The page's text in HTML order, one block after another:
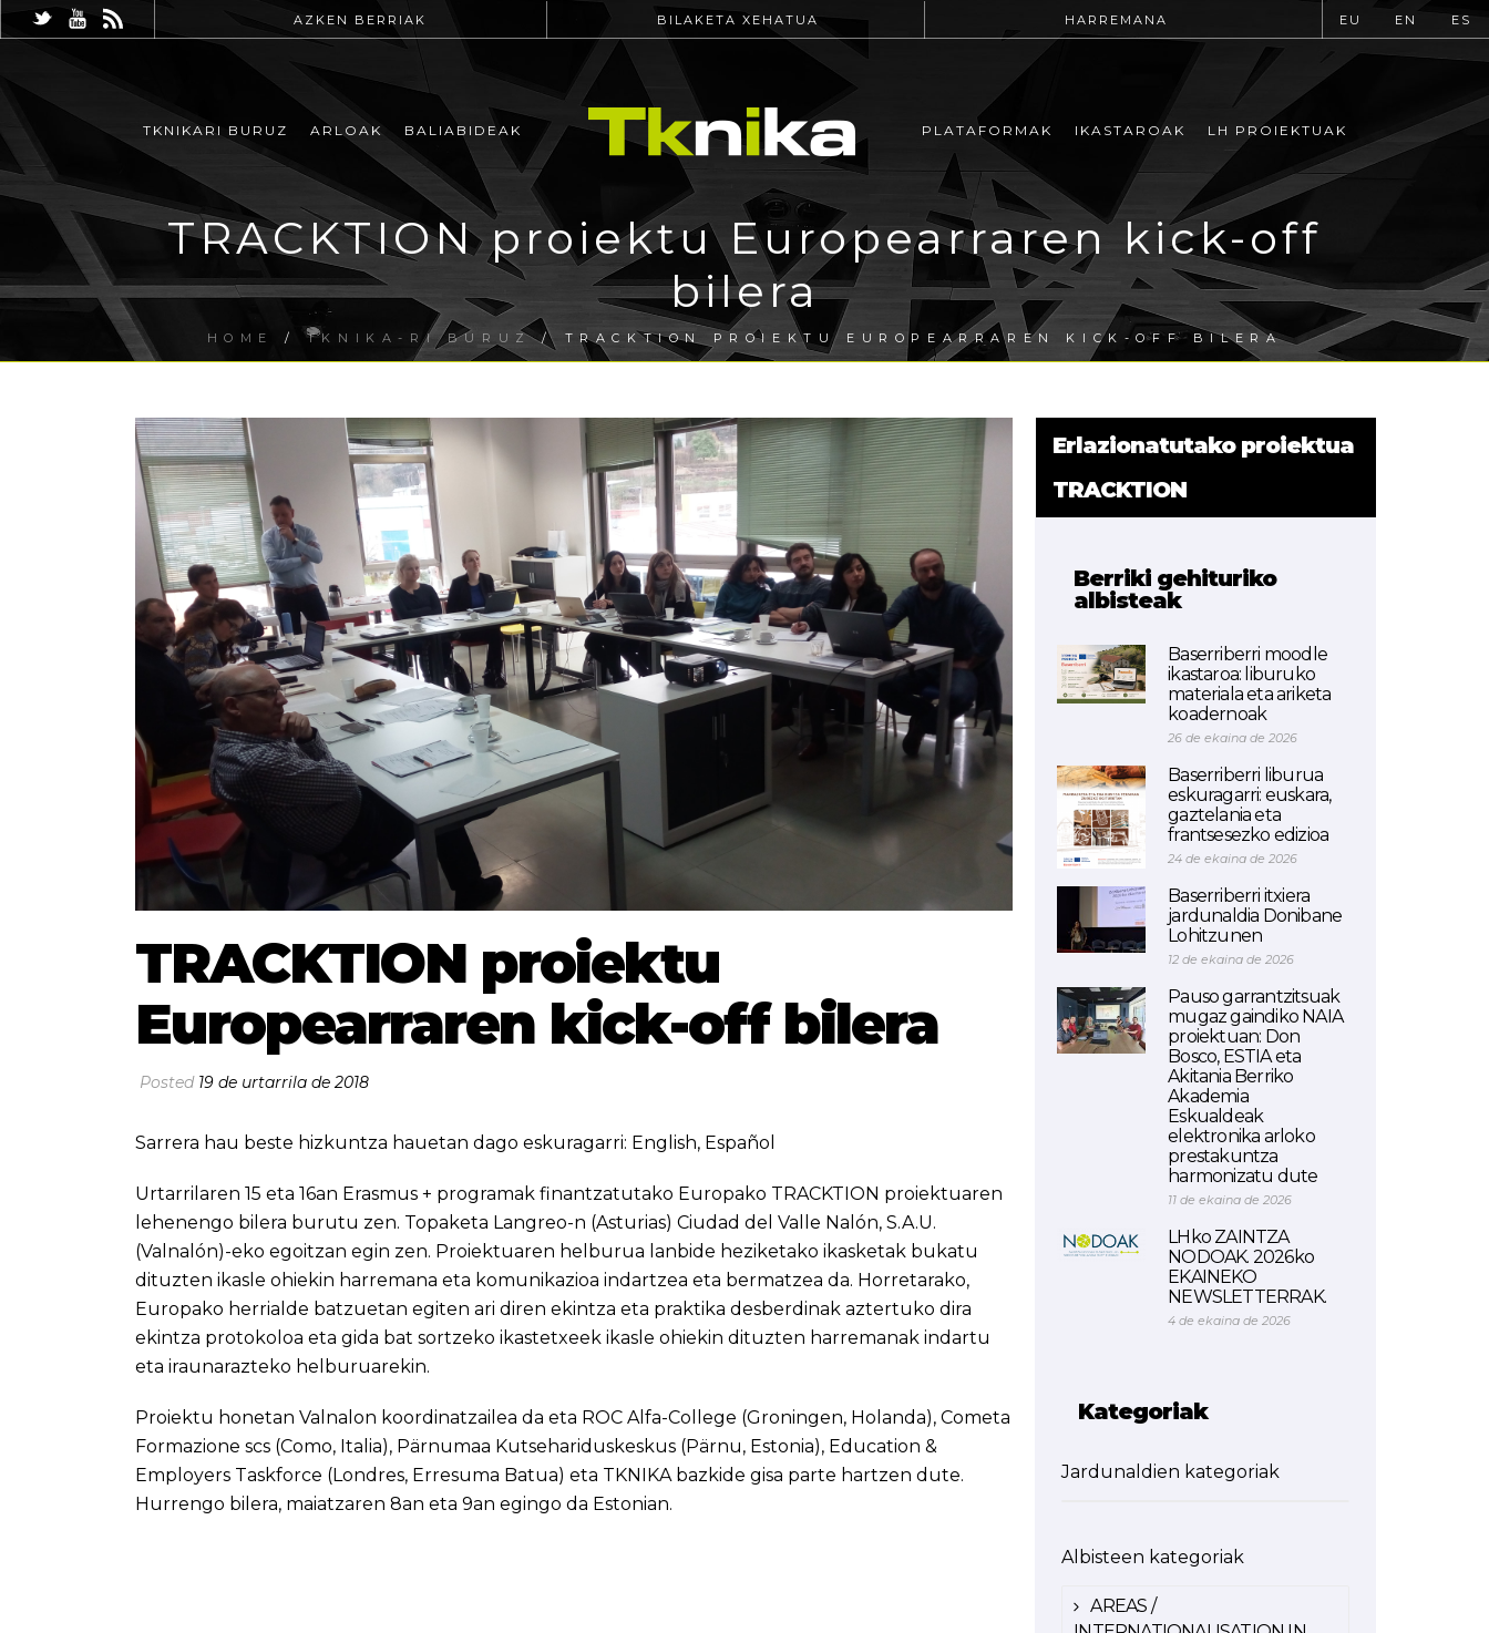
AZKEN BERRIAK BILAKETA XEHATUA HARREMANA EU EN ES
TKNIKARI BURUZ ARLOAK BALIABIDEAK PLATAFORMAK IKASTAROAK LH PROIEKTUAK
TRACKTION proiektu Europearraren kick-off
bilera
HOME /TKNIKA-RI BURUZ/ TRACKTION PROIEKTU EUROPEARRAREN KICK-OFF BILERA
TRACKTION proiektu
Europearraren kick-off bilera
Posted 19 de urtarrila de 2018
Sarrera hau beste hizkuntza hauetan dago eskuragarri: English, Español
Urtarrilaren 15 eta 16an Erasmus + programak finantzatutako Europako TRACKTION proiektuaren
lehenengo bilera burutu zen. Topaketa Langreo-n (Asturias) Ciudad del Valle Nalón, S.A.U.
(Valnalón)-eko egoitzan egin zen. Proiektuaren helburua lanbide heziketako ikasketak bukatu
dituzten ikasle ohiekin harremana eta komunikazioa indartzea eta bermatzea da. Horretarako,
Europako herrialde batzuetan egiten ari diren ekintza eta praktika desberdinak aztertuko dira
ekintza protokoloa eta gida bat sortzeko ikastetxeek ikasle ohiekin dituzten harremanak indartu
eta iraunarazteko helburuarekin.
Proiektu honetan Valnalon koordinatzailea da eta ROC Alfa-College (Groningen, Holanda), Cometa
Formazione scs (Como, Italia), Pärnumaa Kutsehariduskeskus (Pärnu, Estonia), Education &
Employers Taskforce (Londres, Erresuma Batua) eta TKNIKA bazkide gisa parte hartzen dute.
Hurrengo bilera, maiatzaren 8an eta 9an egingo da Estonian.
Erlazionatutako proiektua
TRACKTION
Berriki gehituriko
albisteak
Baserriberri moodle
ikastaroa: liburuko
materiala eta ariketa
koadernoak
26 de ekaina de 2026
Baserriberri liburua
eskuragarri: euskara,
gaztelania eta
frantsesezko edizioa
24 de ekaina de 2026
Baserriberri itxiera
jardunaldia Donibane
Lohitzunen
12 de ekaina de 2026
Pauso garrantzitsuak
mugaz gaindiko NAIA
proiektuan: Don
Bosco, ESTIA eta
Akitania Berriko
Akademia
Eskualdeak
elektronika arloko
prestakuntza
harmonizatu dute
11 de ekaina de 2026
LHko ZAINTZA
NODOAK. 2026ko
EKAINEKO
NEWSLETTERRAK.
4 de ekaina de 2026
Kategoriak
Jardunaldien kategoriak
Albisteen kategoriak
AREAS /